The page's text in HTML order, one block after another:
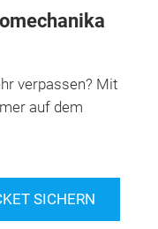
verpassen? Mit
auf dem
SICHERN